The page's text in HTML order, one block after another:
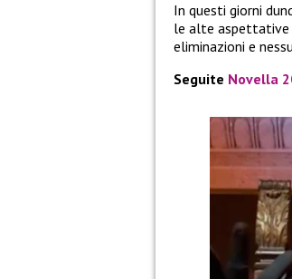
In questi giorni
le alte aspettative
eliminazioni e
Seguite Novella